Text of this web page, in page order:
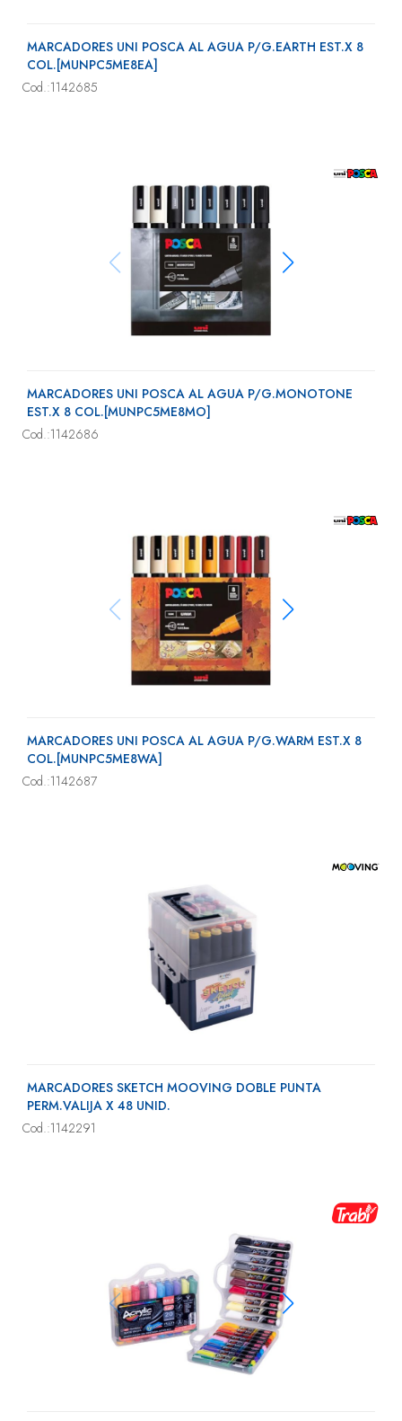
MARCADORES UNI POSCA AL AGUA P/G.EARTH EST.X 8
COL.[MUNPC5ME8EA]
Cod.:1142685
MARCADORES UNI POSCA AL AGUA P/G.MONOTONE
EST.X 8 COL.[MUNPC5ME8MO]
Cod.:1142686
MARCADORES UNI POSCA AL AGUA P/G.WARM EST.X 8
COL.[MUNPC5ME8WA]
Cod.:1142687
MARCADORES SKETCH MOOVING DOBLE PUNTA
PERM.VALIJA X 48 UNID.
Cod.:1142291